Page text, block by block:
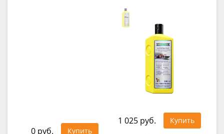
0 руб. Купить
1 025 руб.
Купить